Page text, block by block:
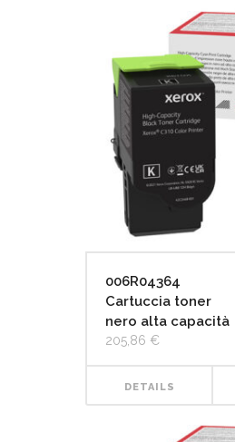
006R04364
Cartuccia toner
nero alta capacità
205,86 €
DETAILS